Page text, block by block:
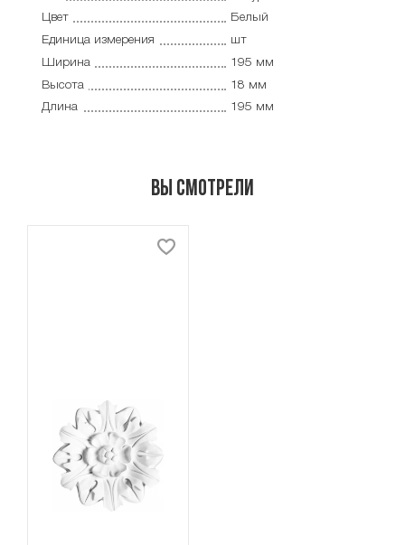
Цвет
Белый
Единица измерения
шт
Ширина
195 мм
Высота
18 мм
Длина
195 мм
Вы смотрели